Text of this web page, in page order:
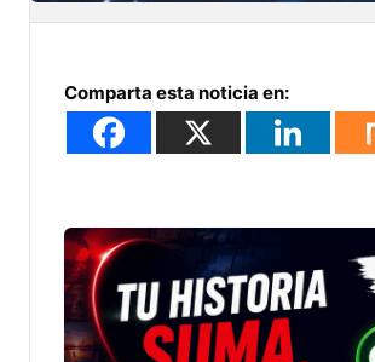
Comparta esta noticia en: